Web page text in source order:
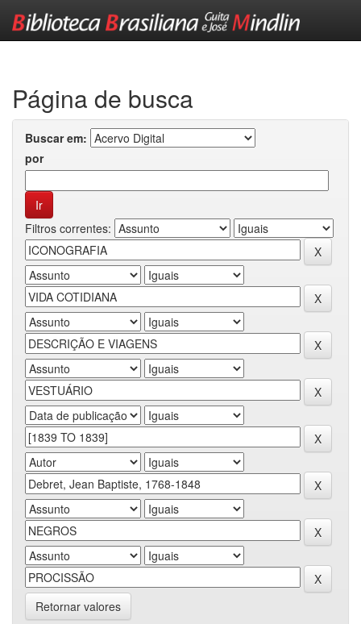
Página de busca
Buscar em:
por
Filtros correntes:
Retornar valores